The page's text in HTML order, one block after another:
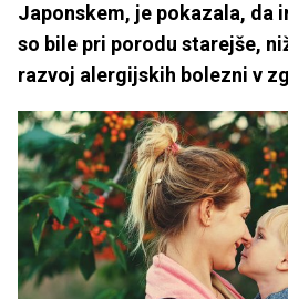
Japonskem, je pokazala, da
so bile pri porodu starejše,
razvoj alergijskih bolezni v